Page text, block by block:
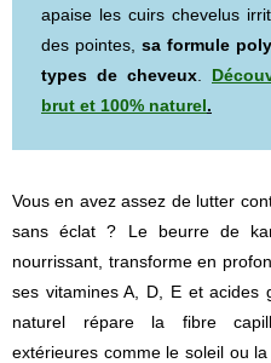
apaise les cuirs chevelus
des pointes, sa formule
types de cheveux
brut et 100% naturel.
Vous en avez assez de lutter
sans éclat ? Le beurre de
nourrissant, transforme en
ses vitamines A, D, E et acides
naturel répare la fibre
extérieures comme le soleil ou